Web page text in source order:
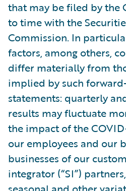
that may be filed by the
to time with the
Commission. In
factors, among others,
differ materially from
implied by such
statements: quarterly
results may fluctuate
the impact of the
our employees and our
businesses of our
integrator (“SI”)